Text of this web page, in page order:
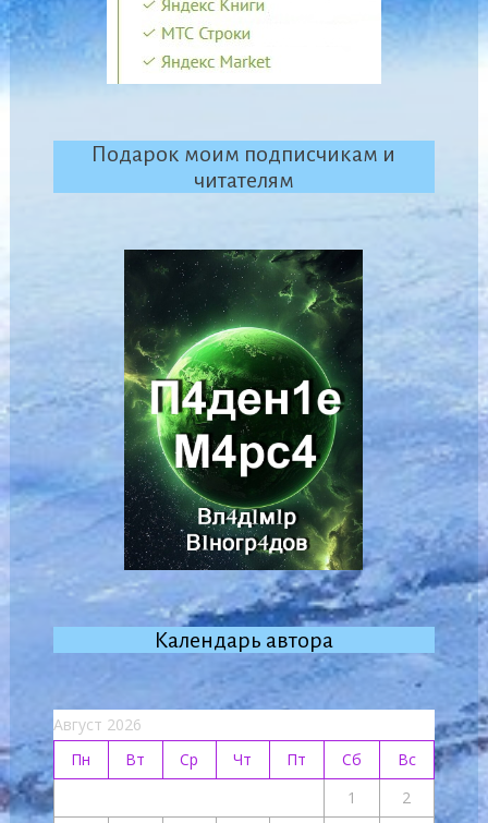
Подарок моим подписчикам и
читателям
Календарь автора
Август 2026
Пн
Вт Ср Чт Пт Сб
Вс
1
2